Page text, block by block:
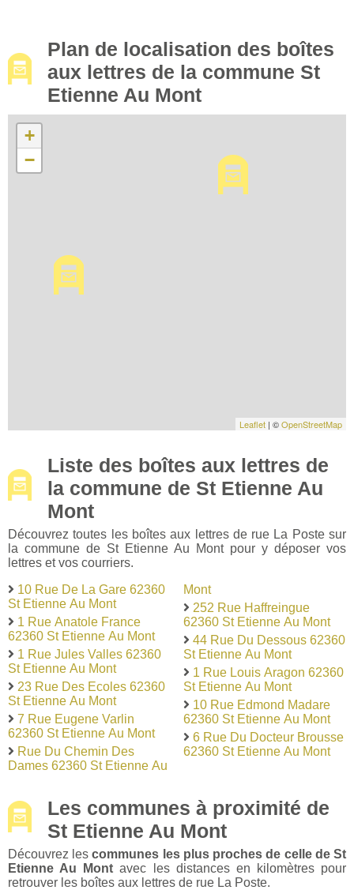
Plan de localisation des boîtes
aux lettres de la commune St
Etienne Au Mont
+
−
Leaflet | ©OpenStreetMap
Liste des boîtes aux lettres de
la commune de St Etienne Au
Mont
Découvrez toutes les boîtes aux lettres de rue La Poste sur
la commune de St Etienne Au Mont pour y déposer vos
lettres et vos courriers.
10 Rue De La Gare 62360
St Etienne Au Mont
1 Rue Anatole France
62360 St Etienne Au Mont
1 Rue Jules Valles 62360
St Etienne Au Mont
23 Rue Des Ecoles 62360
St Etienne Au Mont
7 Rue Eugene Varlin
62360 St Etienne Au Mont
Rue Du Chemin Des
Dames 62360 St Etienne Au
Mont
252 Rue Haffreingue
62360 St Etienne Au Mont
44 Rue Du Dessous 62360
St Etienne Au Mont
1 Rue Louis Aragon 62360
St Etienne Au Mont
10 Rue Edmond Madare
62360 St Etienne Au Mont
6 Rue Du Docteur Brousse
62360 St Etienne Au Mont
Les communes à proximité de
St Etienne Au Mont
Découvrez lescommunes les plus proches de celle de St
Etienne Au Mont avec les distances en kilomètres pour
retrouver les boîtes aux lettres de rue La Poste.